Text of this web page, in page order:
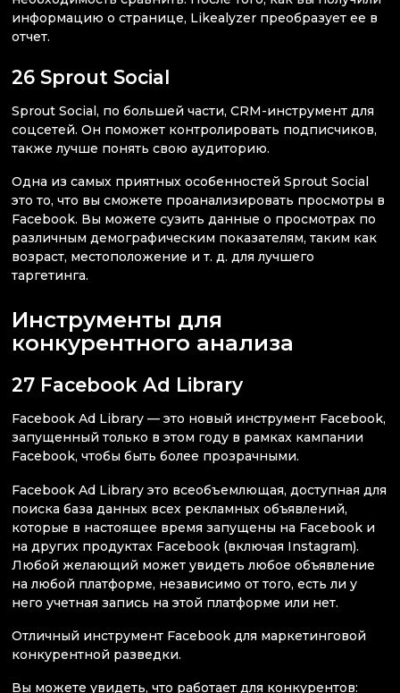
информацию о странице, Likealyzer преобразует ее в
отчет.
26 Sprout Social
Sprout Social, по большей части, CRM-инструмент для
соцсетей. Он поможет контролировать подписчиков,
также лучше понять свою аудиторию.
Одна из самых приятных особенностей Sprout Social
это то, что вы сможете проанализировать просмотры в
Facebook. Вы можете сузить данные о просмотрах по
различным демографическим показателям, таким как
возраст, местоположение и т. д. для лучшего
таргетинга.
Инструменты для
конкурентного анализа
27 Facebook Ad Library
Facebook Ad Library — это новый инструмент Facebook,
запущенный только в этом году в рамках кампании
Facebook, чтобы быть более прозрачными.
Facebook Ad Library это всеобъемлющая, доступная для
поиска база данных всех рекламных объявлений,
которые в настоящее время запущены на Facebook и
на других продуктах Facebook (включая Instagram).
Любой желающий может увидеть любое объявление
на любой платформе, независимо от того, есть ли у
него учетная запись на этой платформе или нет.
Отличный инструмент Facebook для маркетинговой
конкурентной разведки.
Вы можете увидеть, что работает для конкурентов: